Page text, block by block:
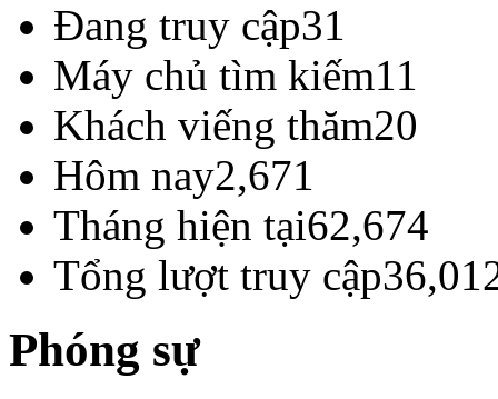
Đang truy cập31
Máy chủ tìm kiếm11
Khách viếng thăm20
Hôm nay2,671
Tháng hiện tại62,674
Tổng lượt truy cập
Phóng sự